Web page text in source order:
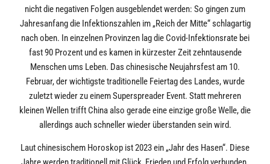
nicht die negativen Folgen ausgeblendet werden: So gingen zum
Jahresanfang die Infektionszahlen im „Reich der Mitte“ schlagartig
nach oben. In einzelnen Provinzen lag die Covid-Infektionsrate bei
fast 90 Prozent und es kamen in kürzester Zeit zehntausende
Menschen ums Leben. Das chinesische Neujahrsfest am 10.
Februar, der wichtigste traditionelle Feiertag des Landes, wurde
zuletzt wieder zu einem Superspreader Event. Statt mehreren
kleinen Wellen trifft China also gerade eine einzige große Welle, die
allerdings auch schneller wieder überstanden sein wird.
Laut chinesischem Horoskop ist 2023 ein „Jahr des Hasen“. Diese